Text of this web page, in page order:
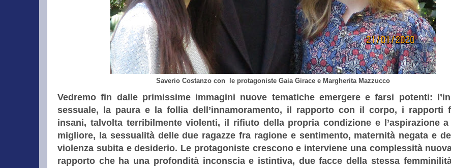
Saverio Costanzo con le protagoniste Gaia Girace e Margherita Mazzucco
Vedremo fin dalle primissime immagini nuove tematiche emergere e farsi potenti:
sessuale, la paura e la follia dell’innamoramento, il rapporto con il corpo, i rapporti
insani, talvolta terribilmente violenti, il rifiuto della propria condizione e l’aspirazione
migliore, la sessualità delle due ragazze fra ragione e sentimento, maternità negata e
violenza subita e desiderio. Le protagoniste crescono e interviene una complessità
rapporto che ha una profondità inconscia e istintiva, due facce della stessa